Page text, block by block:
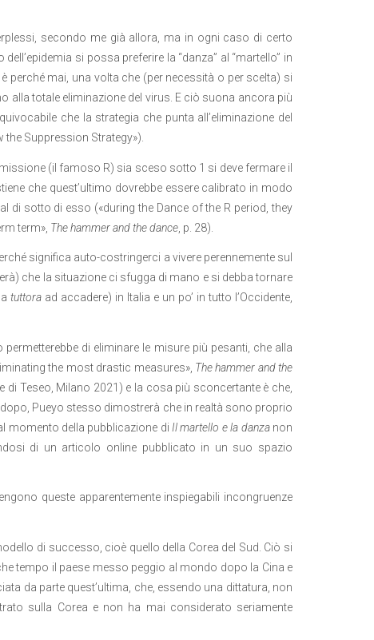
secondo me già allora, ma in ogni caso di certo
si possa preferire la “danza” al “martello” in
perché mai, una volta che (per necessità o per scelta) si
alla totale eliminazione del virus. E ciò suona ancora più
che la strategia che punta all’eliminazione del
Suppression Strategy»).
(il famoso R) sia sceso sotto 1 si deve fermare il
che quest’ultimo dovrebbe essere calibrato in modo
di sotto di esso («during the Dance of the R period, they
term», The hammer and the dance, p. 28).
significa auto-costringerci a vivere perennemente sul
che la situazione ci sfugga di mano e si debba tornare
tuttoraad accadere) in Italia e un po’ in tutto l’Occidente,
di eliminare le misure più pesanti, che alla
the most drastic measures», The hammer and the
di Teseo, Milano 2021) e la cosa più sconcertante è che,
dopo, Pueyo stesso dimostrerà che in realtà sono proprio
momento della pubblicazione di Il martello e la danzanon
di un articolo online pubblicato in un suo spazio
queste apparentemente inspiegabili incongruenze
di successo, cioè quello della Corea del Sud. Ciò si
tempo il paese messo peggio al mondo dopo la Cina e
da parte quest’ultima, che, essendo una dittatura, non
sulla Corea e non ha mai considerato seriamente